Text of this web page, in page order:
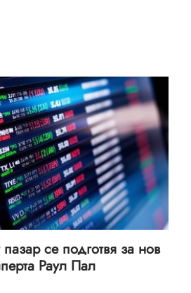
пазар се подготвя за нов
Раул Пал